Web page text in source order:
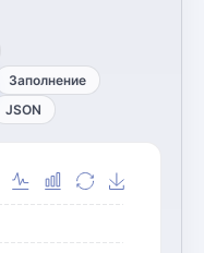
Заполнение
JSON